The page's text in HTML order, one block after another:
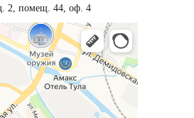
2, помещ. 44, оф. 4